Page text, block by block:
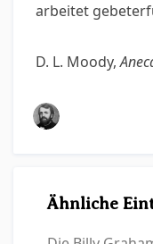
arbeitet
D. L. Moody,
Ähnliche